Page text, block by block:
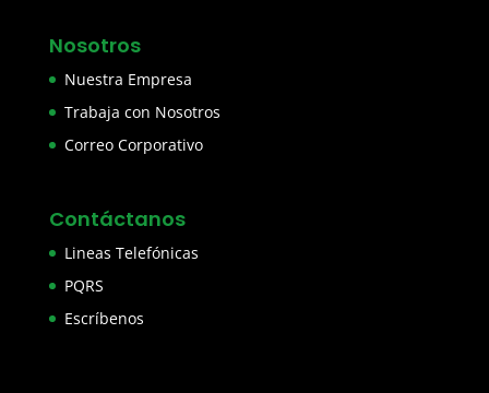
Nosotros
Nuestra Empresa
Trabaja con Nosotros
Correo Corporativo
Contáctanos
Lineas Telefónicas
PQRS
Escríbenos